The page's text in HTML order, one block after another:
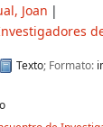
Joan
Texto; Formato: